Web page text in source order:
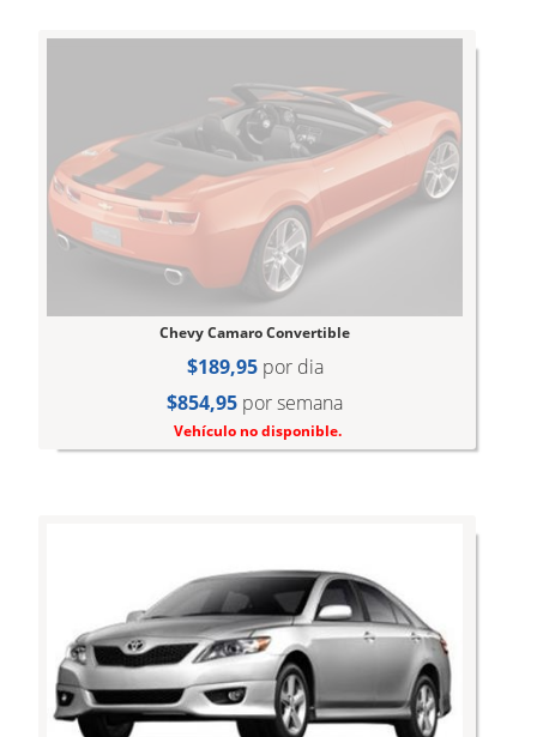
Chevy Camaro Convertible
$189,95por dia
$854,95 por semana
Vehículo no disponible.